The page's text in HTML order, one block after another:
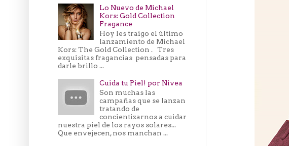
Lo Nuevo de Michael
Kors: Gold Collection
Fragance
Hoy les traigo el último
lanzamiento de Michael
Kors: The Gold Collection . Tres
exquisitas fragancias pensadas para
darle brillo ...
Cuida tu Piel! por Nivea
Son muchas las
campañas que se lanzan
tratando de
concientizarnos a cuidar
nuestra piel de los rayos solares...
Que envejecen, nos manchan ...